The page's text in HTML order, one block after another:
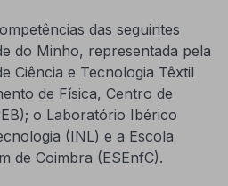
das seguintes
do Minho, representada pela
Ciência e Tecnologia Têxtil
de Física, Centro de
o Laboratório Ibérico
(INL) e a Escola
de Coimbra (ESEnfC).